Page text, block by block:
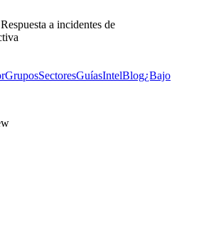
a incidentes de
GruposSectoresGuíasIntelBlog¿Bajo